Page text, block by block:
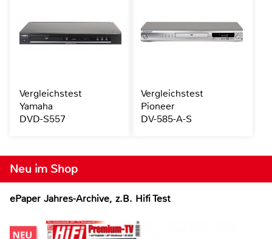
Neu im Shop
ePaper Jahres-Archive, z.B. Hifi Test
Vergleichstest
Yamaha
DVD-S557
Vergleichstest
Pioneer
DV-585-A-S